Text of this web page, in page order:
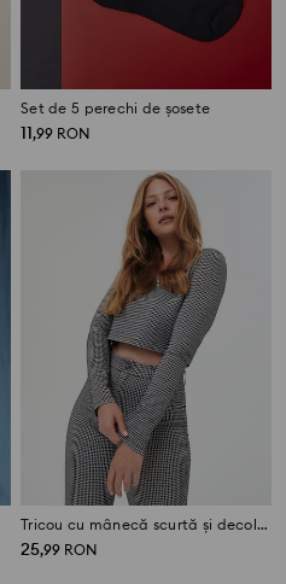
Set de 5 perechi de șosete
11,99 RON
Tricou cu mânecă scurtă și decolteu decorativ
25,99 RON